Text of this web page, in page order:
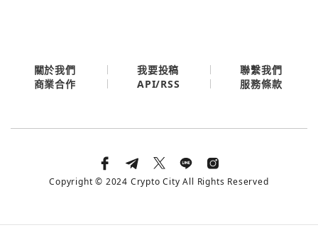
關於我們 我要投稿
聯繫我們
商業合作
API/RSS 服務條款
Copyright © 2024 Crypto City All Rights Reserved